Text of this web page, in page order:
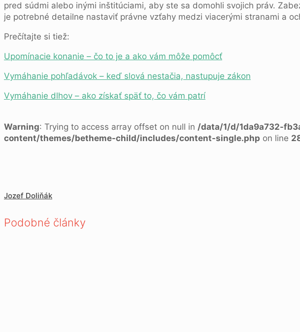
pred súdmi alebo inými inštitúciami, aby ste sa domohli svojich práv.
je potrebné detailne nastaviť právne vzťahy medzi viacerými stranami a
Prečítajte si tiež:
Upomínacie konanie – čo to je a ako vám môže pomôcť
Vymáhanie pohľadávok – keď slová nestačia, nastupuje zákon
Vymáhanie dlhov – ako získať späť to, čo vám patrí
Warning: Trying to access array offset on null in /data/1/d/1da9a732-
content/themes/betheme-child/includes/content-single.php on line
Jozef Doliňák
Podobné články